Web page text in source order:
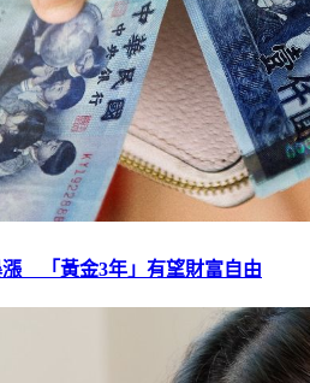
「黃金3年」有望財富自由